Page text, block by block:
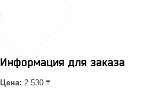
Информация для заказа
Цена: 2 530 ₸